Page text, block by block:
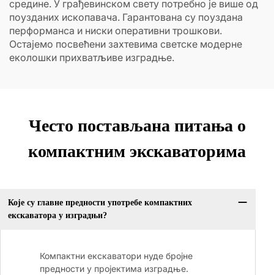
средине. У грађевинском свету потребно је више од
поузданих ископавача. Гарантована су поуздана
перформанса и ниски оперативни трошкови.
Остајемо посвећени захтевима светске модерне
еколошки прихватљиве изградње.
Често постављана питања о
компактним экскаваторима
Које су главне предности употребе компактних
екскаватора у изградњи?
Компактни екскаватори нуде бројне
предности у пројектима изградње.